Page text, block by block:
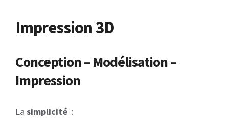
Impression 3D
Conception – Modélisation –
Impression
La simplicité :